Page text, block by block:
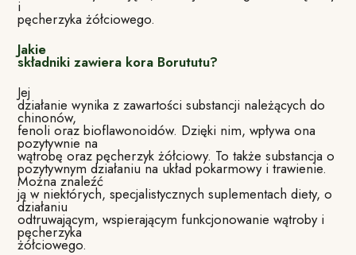
i
pęcherzyka żółciowego.
Jakie
składniki zawiera kora Borututu?
Jej
działanie wynika z zawartości substancji należących do
chinonów,
fenoli oraz bioflawonoidów. Dzięki nim, wpływa ona
pozytywnie na
wątrobę oraz pęcherzyk żółciowy. To także substancja o
pozytywnym działaniu na układ pokarmowy i trawienie.
Można znaleźć
ją w niektórych, specjalistycznych suplementach diety, o
działaniu
odtruwającym, wspierającym funkcjonowanie wątroby i
pęcherzyka
żółciowego.